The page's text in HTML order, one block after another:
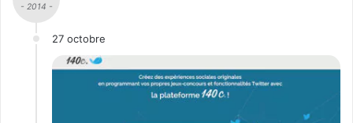
- 2014 -
27 octobre